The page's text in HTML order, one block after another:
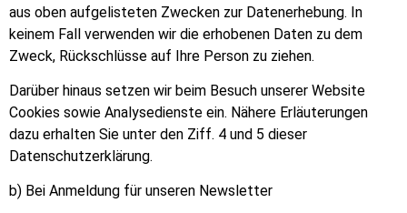
aus oben aufgelisteten Zwecken zur Datenerhebung. In
keinem Fall verwenden wir die erhobenen Daten zu dem
Zweck, Rückschlüsse auf Ihre Person zu ziehen.
Darüber hinaus setzen wir beim Besuch unserer Website
Cookies sowie Analysedienste ein. Nähere Erläuterungen
dazu erhalten Sie unter den Ziff. 4 und 5 dieser
Datenschutzerklärung.
b) Bei Anmeldung für unseren Newsletter